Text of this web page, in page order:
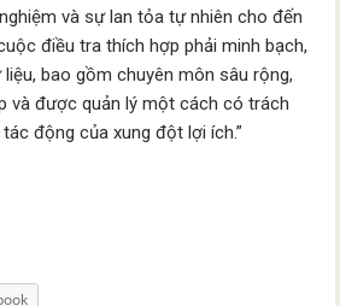
và sự lan tỏa tự nhiên cho đến
điều tra thích hợp phải minh bạch,
bao gồm chuyên môn sâu rộng,
và được quản lý một cách có trách
động của xung đột lợi ích.”